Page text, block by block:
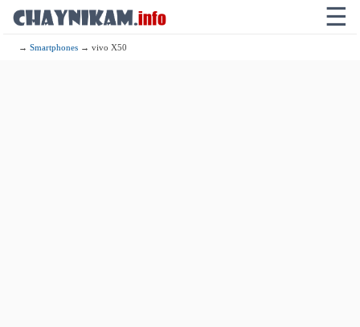
☰
→Smartphones → vivo X50